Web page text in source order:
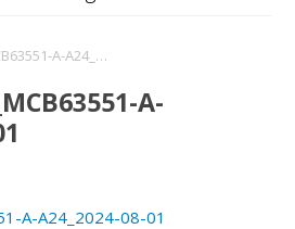
plandecours_MCB63551-A-A24_2024-08-01
A-
A-A24_2024-08-01